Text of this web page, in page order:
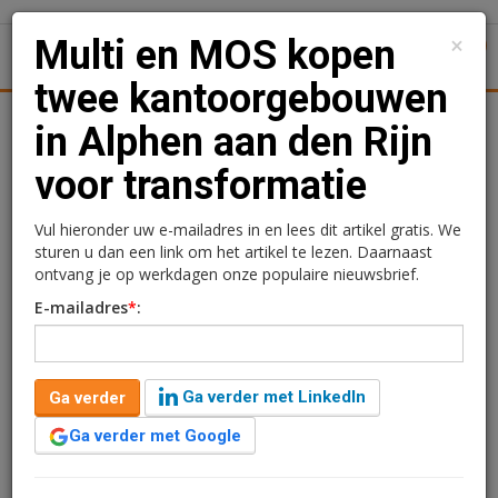
Juridisch | Fiscaal Transacties
Multi en MOS kopen twee
kantoorgebouwen in
Alphen aan den Rijn voor
transformatie
Redactie
17 april 2025 om 09:29
één jaar geleden aangepast
1 minuut leestijd
Multi Corporation en Mother Of Space hebben samen
×
Multi en MOS kopen
twee kantoorgebouwen
in Alphen aan den Rijn
voor transformatie
Vul hieronder uw e-mailadres in en lees dit artikel gratis. We
sturen u dan een link om het artikel te lezen. Daarnaast
ontvang je op werkdagen onze populaire nieuwsbrief.
E-mailadres*:
Ga verder
Ga verder met LinkedIn
Ga verder met Google